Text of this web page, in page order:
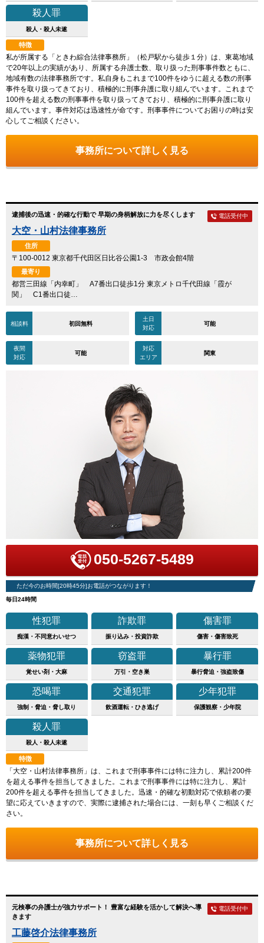
殺人罪
殺人・殺人未遂
特徴
私が所属する「ときわ綜合法律事務所」（松戸駅から徒歩１分）は、東葛地域
で20年以上の実績があり、所属する弁護士数、取り扱った刑事事件数ともに、
地域有数の法律事務所です。私自身もこれまで100件をゆうに超える数の刑事
事件を取り扱ってきており、積極的に刑事弁護に取り組んでいます。これまで
100件を超える数の刑事事件を取り扱ってきており、積極的に刑事弁護に取り
組んでいます。事件対応は迅速性が命です。刑事事件についてお困りの時は安
心してご相談ください。
事務所について詳しく見る
逮捕後の迅速・的確な行動で 早期の身柄解放に力を尽くします
大空・山村法律事務所
住所
〒100-0012 東京都千代田区日比谷公園1-3 市政会館4階
最寄り
都営三田線「内幸町」 A7番出口徒歩1分 東京メトロ千代田線「霞が
関」 C1番出口徒…
電話受付中
相談料 初回無料
土日
対応
可能
夜間
対応
可能
対応
エリア
関東
050-5267-5489
ただ今のお時間[20時45分]お電話がつながります！
毎日24時間
性犯罪
痴漢・不同意わいせつ
詐欺罪
振り込み・投資詐欺
傷害罪
傷害・傷害致死
薬物犯罪
覚せい剤・大麻
窃盗罪
万引・空き巣
暴行罪
暴行脅迫・強盗致傷
恐喝罪
強制・脅迫・脅し取り
交通犯罪
飲酒運転・ひき逃げ
少年犯罪
保護観察・少年院
殺人罪
殺人・殺人未遂
特徴
「大空・山村法律事務所」は、これまで刑事事件には特に注力し、累計200件
を超える事件を担当してきました。これまで刑事事件には特に注力し、累計
200件を超える事件を担当してきました。迅速・的確な初動対応で依頼者の要
望に応えていきますので、実際に逮捕された場合には、一刻も早くご相談くだ
さい。
事務所について詳しく見る
元検事の弁護士が強力サポート！ 豊富な経験を活かして解決へ導
きます
工藤啓介法律事務所
電話受付中